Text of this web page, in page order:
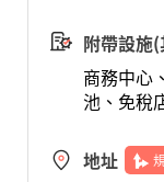
附帶設施
商務中心
池、免稅
地址